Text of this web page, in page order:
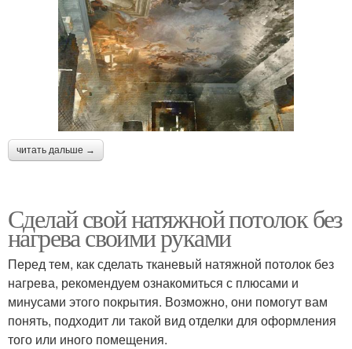
читать дальше →
Сделай свой натяжной потолок без
нагрева своими руками
Перед тем, как сделать тканевый натяжной потолок без
нагрева, рекомендуем ознакомиться с плюсами и
минусами этого покрытия. Возможно, они помогут вам
понять, подходит ли такой вид отделки для оформления
того или иного помещения.